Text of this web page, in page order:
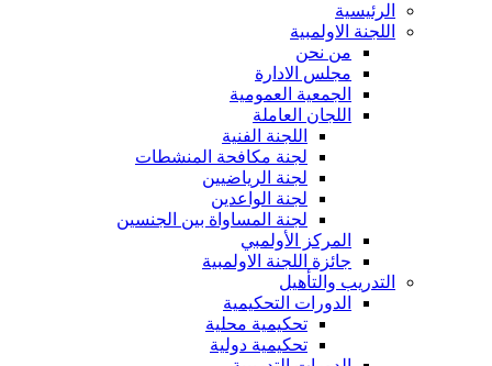
الرئيسية
اللجنة الاولمبية
من نحن
مجلس الادارة
الجمعية العمومية
اللجان العاملة
اللجنة الفنية
لجنة مكافحة المنشطات
لجنة الرياضيين
لجنة الواعدين
لجنة المساواة بين الجنسين
المركز الأولمبي
جائزة اللجنة الاولمبية
التدريب والتأهيل
الدورات التحكيمية
تحكيمية محلية
تحكيمية دولية